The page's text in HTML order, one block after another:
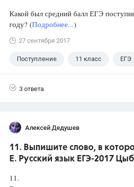
Какой был средний балл ЕГЭ
году? (Подробнее...)
27 сентября 2017
Поступление 11 класс ЕГЭ
3 ответа
Алексей Дедушев
11. Выпишите слово, в
Е. Русский язык ЕГЭ-2017
11.